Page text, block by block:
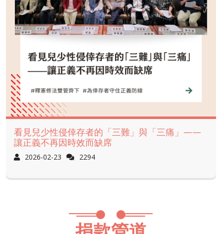
看見兒少性侵倖存者的「三難」與「三痛」——
讓正義不再因時效而缺席
2026-02-23 2294